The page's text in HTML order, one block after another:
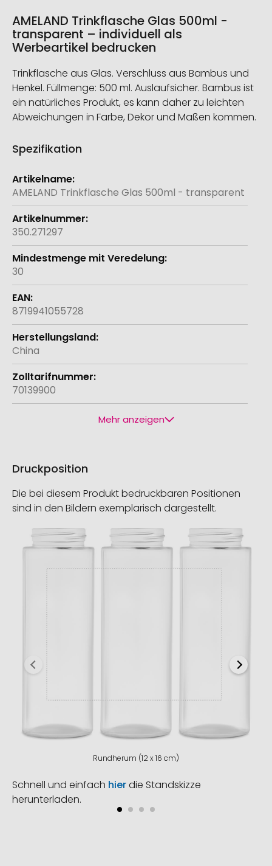
AMELAND Trinkflasche Glas 500ml -
transparent – individuell als
Werbeartikel bedrucken
Trinkflasche aus Glas. Verschluss aus Bambus und
Henkel. Füllmenge: 500 ml. Auslaufsicher. Bambus ist
ein natürliches Produkt, es kann daher zu leichten
Abweichungen in Farbe, Dekor und Maßen kommen.
Spezifikation
Weitere
Informationen
AMELAND Trinkflasche Glas 500ml - transparent
350.271297
30
8719941055728
China
70139900
Mehr anzeigen
Druckposition
Die bei diesem Produkt bedruckbaren Positionen
sind in den Bildern exemplarisch dargestellt.
Rundherum (12 x 16 cm)
Schnell und einfach hierdie Standskizze
herunterladen.